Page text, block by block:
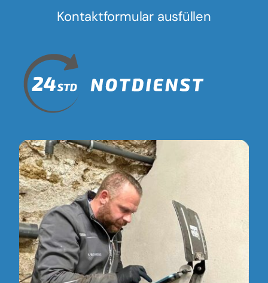
Kontaktformular ausfüllen